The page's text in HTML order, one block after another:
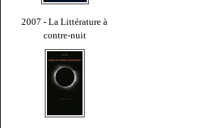
2007 - La Littérature à
contre-nuit